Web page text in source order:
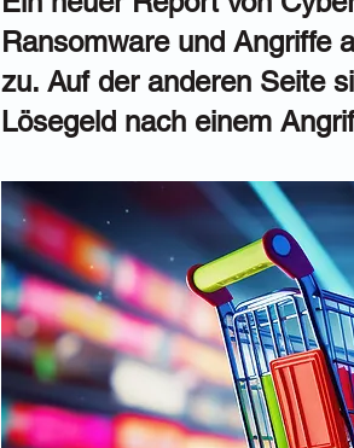
Ransomware und Angriffe
zu. Auf der anderen Seite
Lösegeld nach einem